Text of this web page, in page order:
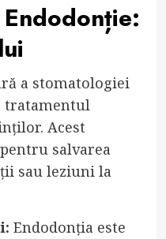
a stomatologiei
tratamentul
Acest
salvarea
sau leziuni la
Endodonția este